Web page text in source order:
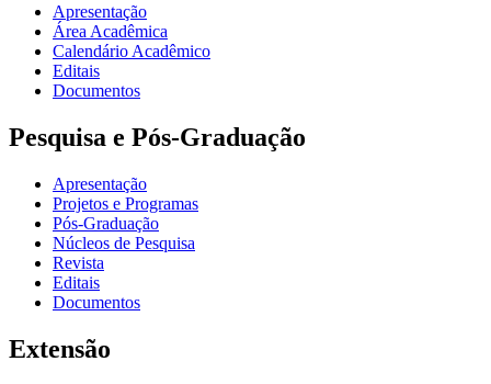
Apresentação
Área Acadêmica
Calendário Acadêmico
Editais
Documentos
Pesquisa e Pós-Graduação
Apresentação
Projetos e Programas
Pós-Graduação
Núcleos de Pesquisa
Revista
Editais
Documentos
Extensão